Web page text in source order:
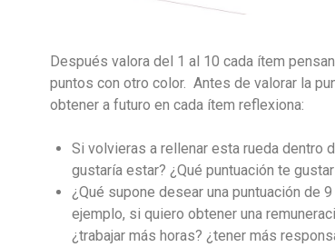
Después valora del 1 al 10 cada ítem
puntos con otro color. Antes de valorar la
obtener a futuro en cada ítem reflexiona:
Si volvieras a rellenar esta rueda dentro
gustaría estar? ¿Qué puntuación te
¿Qué supone desear una puntuación de
ejemplo, si quiero obtener una
¿trabajar más horas? ¿tener más